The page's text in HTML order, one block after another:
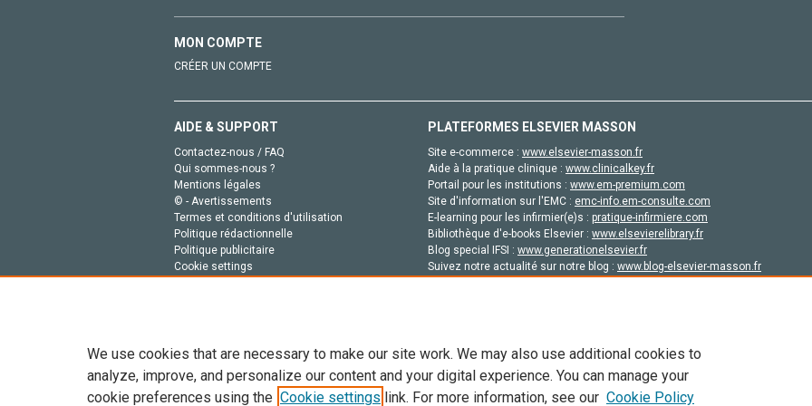
MON COMPTE
CRÉER UN COMPTE
AIDE & SUPPORT
Contactez-nous / FAQ
Qui sommes-nous ?
Mentions légales
© - Avertissements
Termes et conditions d'utilisation
Politique rédactionnelle
Politique publicitaire
Cookie settings
PLATEFORMES ELSEVIER MASSON
Site e-commerce : www.elsevier-masson.fr
Aide à la pratique clinique : www.clinicalkey.fr
Portail pour les institutions : www.em-premium.com
Site d'information sur l'EMC : emc-info.em-consulte.com
E-learning pour les infirmier(e)s : pratique-infirmiere.com
Bibliothèque d'e-books Elsevier : www.elsevierelibrary.fr
Blog special IFSI : www.generationelsevier.fr
Suivez notre actualité sur notre blog : www.blog-elsevier-masson.fr
Tout le contenu de ce site: Copyright © 2026 Elsevier, ses concédants de licence et ses contributeurs. Tout les droits sont réservés,
We use cookies that are necessary to make our site work. We may also use additional cookies to
analyze, improve, and personalize our content and your digital experience. You can manage your
cookie preferences using the Cookie settings link. For more information, see our Cookie Policy